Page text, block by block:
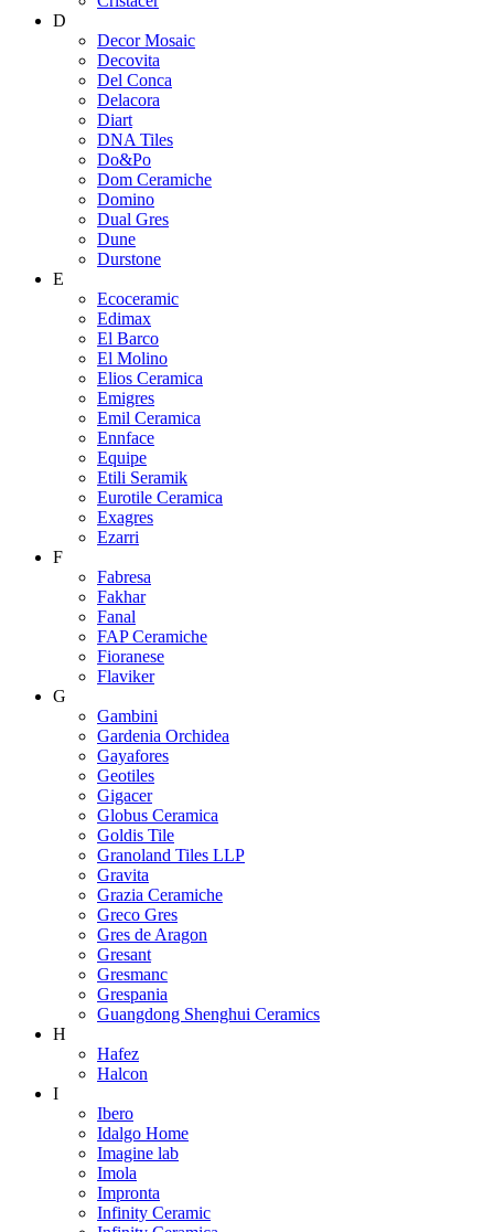
D
Decor Mosaic
Decovita
Del Conca
Delacora
Diart
DNA Tiles
Do&Po
Dom Ceramiche
Domino
Dual Gres
Dune
Durstone
E
Ecoceramic
Edimax
El Barco
El Molino
Elios Ceramica
Emigres
Emil Ceramica
Ennface
Equipe
Etili Seramik
Eurotile Ceramica
Exagres
Ezarri
F
Fabresa
Fakhar
Fanal
FAP Ceramiche
Fioranese
Flaviker
G
Gambini
Gardenia Orchidea
Gayafores
Geotiles
Gigacer
Globus Ceramica
Goldis Tile
Granoland Tiles LLP
Gravita
Grazia Ceramiche
Greco Gres
Gres de Aragon
Gresant
Gresmanc
Grespania
Guangdong Shenghui Ceramics
H
Hafez
Halcon
I
Ibero
Idalgo Home
Imagine lab
Imola
Impronta
Infinity Ceramic